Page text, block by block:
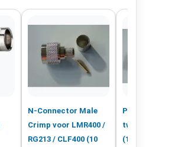
N-Connector Male
Crimp voor LMR400 /
RG213 / CLF400 (10
PL259 / UHF-
twist-on voor A E
(10 stuks)